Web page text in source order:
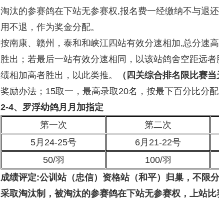
淘汰的参赛鸽在下站无参赛权,报名费一经缴纳不与退
用不退，作为奖金分配。
按南康、赣州，泰和和峡江四站有效分速相加,总分速
胜出；若最后一站有效分速相同，以该站鸽舍空距远
绩相加高者胜出，以此类推。
（四关综合排名限比赛
奖励办法；15取一，最高录取20名，按最下百分比分配
2-4、罗浮幼鸽月月加指定
第一次
第二次
5月24-25号
6月21-22号
50/羽
100/羽
成绩评定:公训站（忠信）资格站（和平）归巢，不限
采取淘汰制，被淘汰的参赛鸽在下站无参赛权，上站